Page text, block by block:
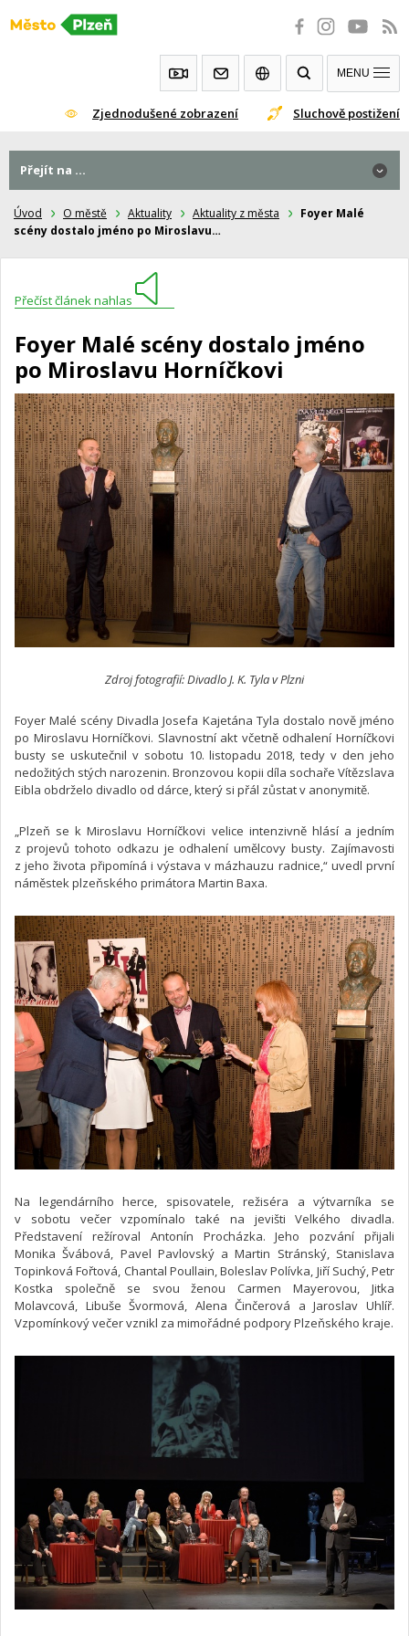
Přeskočit
Zjednodušené zobrazení Sluchově postižení
MENU
Úvod O městě Aktuality Aktuality z města
Foyer Malé
scény dostalo jméno po Miroslavu…
Přečíst článek nahlas
Foyer Malé scény dostalo jméno
po Miroslavu Horníčkovi
Zdroj fotografií: Divadlo J. K. Tyla v Plzni
Foyer Malé scény Divadla Josefa Kajetána Tyla dostalo nově jméno
po Miroslavu Horníčkovi. Slavnostní akt včetně odhalení Horníčkovi
busty se uskutečnil v sobotu 10. listopadu 2018, tedy v den jeho
nedožitých stých narozenin. Bronzovou kopii díla sochaře Vítězslava
Eibla obdrželo divadlo od dárce, který si přál zůstat v anonymitě.
„Plzeň se k Miroslavu Horníčkovi velice intenzivně hlásí a jedním
z projevů tohoto odkazu je odhalení umělcovy busty. Zajímavosti
z jeho života připomíná i výstava v mázhauzu radnice,“ uvedl první
náměstek plzeňského primátora Martin Baxa.
Na legendárního herce, spisovatele, režiséra a výtvarníka se
v sobotu večer vzpomínalo také na jevišti Velkého divadla.
Představení režíroval Antonín Procházka. Jeho pozvání přijali
Monika Švábová, Pavel Pavlovský a Martin Stránský, Stanislava
Topinková Fořtová, Chantal Poullain, Boleslav Polívka, Jiří Suchý, Petr
Kostka společně se svou ženou Carmen Mayerovou, Jitka
Molavcová, Libuše Švormová, Alena Činčerová a Jaroslav Uhlíř.
Vzpomínkový večer vznikl za mimořádné podpory Plzeňského kraje.
Přejít na ...